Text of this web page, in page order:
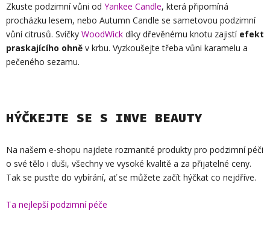
Zkuste podzimní vůni od Yankee Candle, která připomíná
procházku lesem, nebo Autumn Candle se sametovou podzimní
vůní citrusů. Svíčky WoodWick díky dřevěnému knotu zajistí efekt
praskajícího ohně v krbu. Vyzkoušejte třeba vůni karamelu a
pečeného sezamu.
HÝČKEJTE SE S INVE BEAUTY
Na našem e-shopu najdete rozmanité produkty pro podzimní péči
o své tělo i duši, všechny ve vysoké kvalitě a za přijatelné ceny.
Tak se pusťte do vybírání, ať se můžete začít hýčkat co nejdříve.
Ta nejlepší podzimní péče